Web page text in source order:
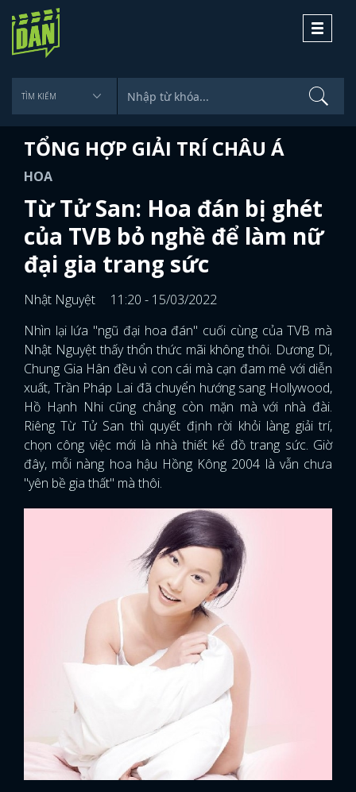
Toggle
TỔNG HỢP GIẢI TRÍ CHÂU Á
HOA
Từ Tử San: Hoa đán bị ghét
của TVB bỏ nghề để làm nữ
đại gia trang sức
Nhật Nguyệt
11:20 - 15/03/2022
Nhìn lại lứa "ngũ đại hoa đán" cuối cùng của TVB mà
Nhật Nguyệt thấy thổn thức mãi không thôi. Dương Di,
Chung Gia Hân đều vì con cái mà cạn đam mê với diễn
xuất, Trần Pháp Lai đã chuyển hướng sang Hollywood,
Hồ Hạnh Nhi cũng chẳng còn mặn mà với nhà đài.
Riêng Từ Tử San thì quyết định rời khỏi làng giải trí,
chọn công việc mới là nhà thiết kế đồ trang sức. Giờ
đây, mỗi nàng hoa hậu Hồng Kông 2004 là vẫn chưa
"yên bề gia thất" mà thôi.